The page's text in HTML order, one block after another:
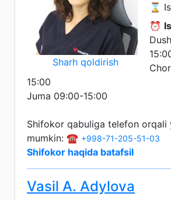
Sharh qoldirish
⌛
⏰
15:00
Juma 09:00-15:00
Shifokor qabuliga telefon orqali
mumkin: ☎️ +998-71-205-51-03
Shifokor haqida batafsil
Vasil A. Adylova